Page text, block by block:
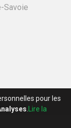
Savoie
pour les
Lire la